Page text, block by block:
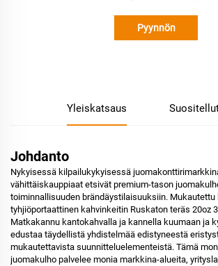
Pyynnön
Yleiskatsaus
Johdanto
Nykyisessä kilpailukykyisessä
vähittäiskauppiaat etsivät premium-tason
toiminnallisuuden brändäystilaisuuksiin. Mukautettu
tyhjiöportaattinen kahvinkeitin Ruskaton teräs 20oz
Matkakannu kantokahvalla ja kannella kuumaan ja
edustaa täydellistä yhdistelmää edistyneestä
mukautettavista suunnitteluelementeistä. Tämä
juomakulho palvelee monia markkina-alueita,